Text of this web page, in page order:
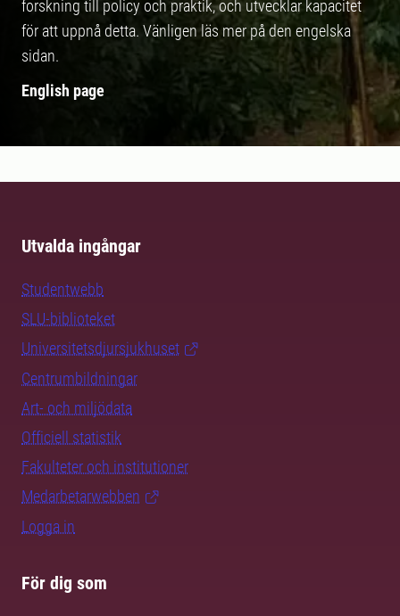
forskning till policy och praktik, och utvecklar kapacitet
för att uppnå detta. Vänligen läs mer på den engelska
sidan.
English page
Utvalda ingångar
Studentwebb
SLU-biblioteket
Universitetsdjursjukhuset
Centrumbildningar
Art- och miljödata
Officiell statistik
Fakulteter och institutioner
Medarbetarwebben
Logga in
För dig som